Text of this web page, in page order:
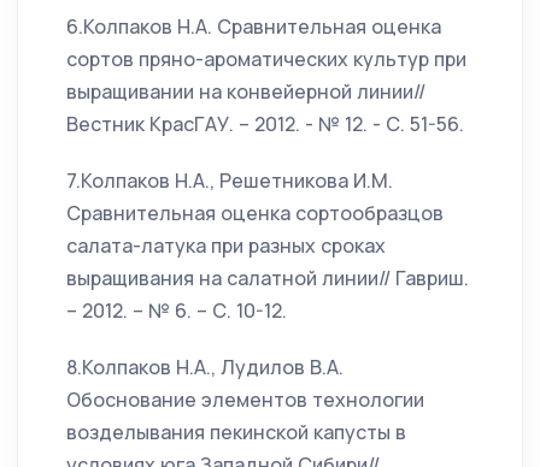
6.Колпаков Н.А. Сравнительная оценка
сортов пряно-ароматических культур при
выращивании на конвейерной линии//
Вестник КрасГАУ. – 2012. - № 12. - С. 51-56.
7.Колпаков Н.А., Решетникова И.М.
Сравнительная оценка сортообразцов
салата-латука при разных сроках
выращивания на салатной линии// Гавриш.
– 2012. – № 6. – С. 10-12.
8.Колпаков Н.А., Лудилов В.А.
Обоснование элементов технологии
возделывания пекинской капусты в